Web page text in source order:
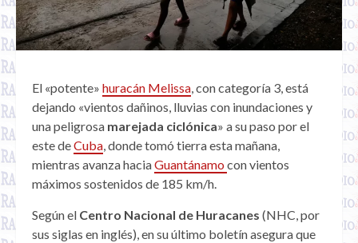
El «potente» huracán Melissa, con categoría 3, está
dejando «vientos dañinos, lluvias con inundaciones y
una peligrosa marejada ciclónica» a su paso por el
este deCuba, donde tomó tierra esta mañana,
mientras avanza haciaGuantánamo con vientos
máximos sostenidos de 185 km/h.
Según el Centro Nacional de Huracanes (NHC, por
sus siglas en inglés), en su último boletín asegura que